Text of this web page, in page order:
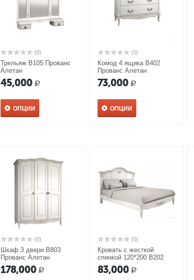
(0)
Трельяж В105 Прованс
Алетан
45,000 Р
ОПЦИИ
(0)
Комод 4 ящика В402
Прованс Алетан
73,000 Р
ОПЦИИ
(0)
Шкаф 3 двери В803
Прованс Алетан
178,000 Р
(0)
Кровать с жесткой
спинкой 120*200 В202
Прованс Алетан
83,000 Р